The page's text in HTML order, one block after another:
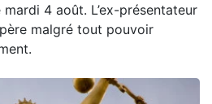
4 août. L’ex-présentateur
malgré tout pouvoir